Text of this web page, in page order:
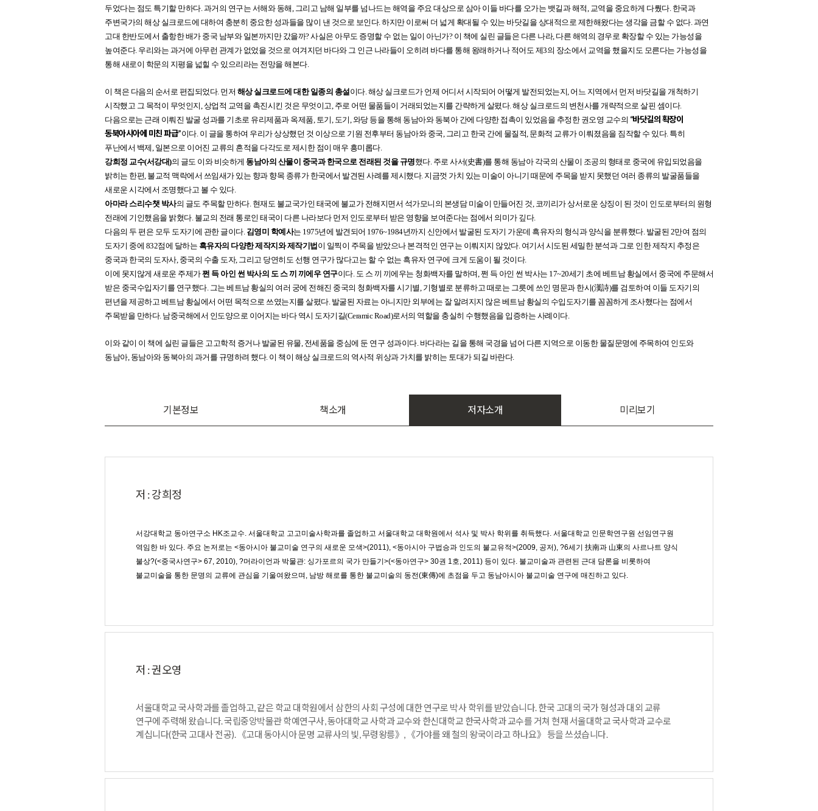
두었다는 점도 특기할 만하다. 과거의 연구는 서해와 동해, 그리고 남해 일부를 넘나드는 해역을 주요 대상으로 삼아 이들 바다를 오가는 뱃길과 해적, 교역을 중요하게 다뤘다. 한국과
주변국가의 해상 실크로드에 대하여 충분히 중요한 성과들을 많이 낸 것으로 보인다. 하지만 이로써 더 넓게 확대될 수 있는 바닷길을 상대적으로 제한해왔다는 생각을 금할 수 없다. 과연
고대 한반도에서 출항한 배가 중국 남부와 일본까지만 갔을까? 사실은 아무도 증명할 수 없는 일이 아닌가? 이 책에 실린 글들은 다른 나라, 다른 해역의 경우로 확장할 수 있는 가능성을
높여준다. 우리와는 과거에 아무런 관계가 없었을 것으로 여겨지던 바다와 그 인근 나라들이 오히려 바다를 통해 왕래하거나 적어도 제3의 장소에서 교역을 했을지도 모른다는 가능성을
통해 새로이 학문의 지평을 넓힐 수 있으리라는 전망을 해본다.
이 책은 다음의 순서로 편집되었다. 먼저 해상 실크로드에 대한 일종의 총설이다. 해상 실크로드가 언제 어디서 시작되어 어떻게 발전되었는지, 어느 지역에서 먼저 바닷길을 개척하기
시작했고 그 목적이 무엇인지, 상업적 교역을 촉진시킨 것은 무엇이고, 주로 어떤 물품들이 거래되었는지를 간략하게 살폈다. 해상 실크로드의 변천사를 개략적으로 살핀 셈이다.
다음으로는 근래 이뤄진 발굴 성과를 기초로 유리제품과 옥제품, 토기, 도기, 와당 등을 통해 동남아와 동북아 간에 다양한 접촉이 있었음을 추정한 권오영 교수의 “바닷길의 확장이
동북아시아에 미친 파급”이다. 이 글을 통하여 우리가 상상했던 것 이상으로 기원 전후부터 동남아와 중국, 그리고 한국 간에 물질적, 문화적 교류가 이뤄졌음을 짐작할 수 있다. 특히
푸난에서 백제, 일본으로 이어진 교류의 흔적을 다각도로 제시한 점이 매우 흥미롭다.
강희정 교수(서강대)의 글도 이와 비슷하게 동남아의 산물이 중국과 한국으로 전래된 것을 규명했다. 주로 사서(史書)를 통해 동남아 각국의 산물이 조공의 형태로 중국에 유입되었음을
밝히는 한편, 불교적 맥락에서 쓰임새가 있는 향과 향목 종류가 한국에서 발견된 사례를 제시했다. 지금껏 가치 있는 미술이 아니기 때문에 주목을 받지 못했던 여러 종류의 발굴품들을
새로운 시각에서 조명했다고 볼 수 있다.
아마라 스리수챗 박사의 글도 주목할 만하다. 현재도 불교국가인 태국에 불교가 전해지면서 석가모니의 본생담 미술이 만들어진 것, 코끼리가 상서로운 상징이 된 것이 인도로부터의 원형
전래에 기인했음을 밝혔다. 불교의 전래 통로인 태국이 다른 나라보다 먼저 인도로부터 받은 영향을 보여준다는 점에서 의미가 깊다.
다음의 두 편은 모두 도자기에 관한 글이다. 김영미 학예사는 1975년에 발견되어 1976~1984년까지 신안에서 발굴된 도자기 가운데 흑유자의 형식과 양식을 분류했다. 발굴된 2만여 점의
도자기 중에 832점에 달하는 흑유자의 다양한 제작지와 제작기법 이 일찍이 주목을 받았으나 본격적인 연구는 이뤄지지 않았다. 여기서 시도된 세밀한 분석과 그로 인한 제작지 추정은
중국과 한국의 도자사, 중국의 수출 도자, 그리고 당연히도 선행 연구가 많다고는 할 수 없는 흑유자 연구에 크게 도움이 될 것이다.
이에 못지않게 새로운 주제가쩐 득 아인 썬 박사의 도 스 끼 끼에우 연구이다. 도 스 끼 끼에우는 청화백자를 말하며, 쩐 득 아인 썬 박사는 17~20세기 초에 베트남 황실에서 중국에 주문해서
받은 중국수입자기를 연구했다. 그는 베트남 황실의 여러 궁에 전해진 중국의 청화백자를 시기별, 기형별로 분류하고 때로는 그릇에 쓰인 명문과 한시(漢詩)를 검토하여 이들 도자기의
편년을 제공하고 베트남 황실에서 어떤 목적으로 쓰였는지를 살폈다. 발굴된 자료는 아니지만 외부에는 잘 알려지지 않은 베트남 황실의 수입도자기를 꼼꼼하게 조사했다는 점에서
주목받을 만하다. 남중국해에서 인도양으로 이어지는 바다 역시 도자기길(Ceramic Road)로서의 역할을 충실히 수행했음을 입증하는 사례이다.
이와 같이 이 책에 실린 글들은 고고학적 증거나 발굴된 유물, 전세품을 중심에 둔 연구 성과이다. 바다라는 길을 통해 국경을 넘어 다른 지역으로 이동한 물질문명에 주목하여 인도와
동남아, 동남아와 동북아의 과거를 규명하려 했다. 이 책이 해상 실크로드의 역사적 위상과 가치를 밝히는 토대가 되길 바란다.
기본정보 책소개 저자소개 미리보기
저 : 강희정
서강대학교 동아연구소 HK조교수. 서울대학교 고고미술사학과를 졸업하고 서울대학교 대학원에서 석사 및 박사 학위를 취득했다. 서울대학교 인문학연구원 선임연구원
역임한 바 있다. 주요 논저로는 <동아시아 불교미술 연구의 새로운 모색>(2011), <동아시아 구법승과 인도의 불교유적>(2009, 공저), ?6세기 扶南과 山東의 사르나트 양식
불상?(<중국사연구> 67, 2010), ?머라이언과 박물관: 싱가포르의 국가 만들기>(<동아연구> 30권 1호, 2011) 등이 있다. 불교미술과 관련된 근대 담론을 비롯하여
불교미술을 통한 문명의 교류에 관심을 기울여왔으며, 남방 해로를 통한 불교미술의 동전(東傳)에 초점을 두고 동남아시아 불교미술 연구에 매진하고 있다.
저 : 권오영
서울대학교 국사학과를 졸업하고, 같은 학교 대학원에서 삼한의 사회 구성에 대한 연구로 박사 학위를 받았습니다. 한국 고대의 국가 형성과 대외 교류
연구에 주력해 왔습니다. 국립중앙박물관 학예연구사, 동아대학교 사학과 교수와 한신대학교 한국사학과 교수를 거쳐 현재 서울대학교 국사학과 교수로
계십니다(한국 고대사 전공). 《고대 동아시아 문명 교류사의 빛, 무령왕릉》, 《가야를 왜 철의 왕국이라고 하나요》 등을 쓰셨습니다.